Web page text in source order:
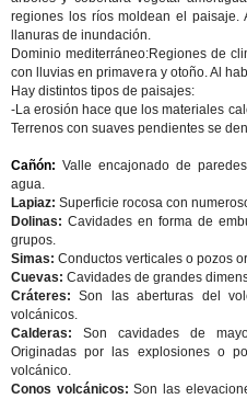
regiones los ríos moldean el paisaje.
llanuras de inundación.
Dominio mediterráneo:Regiones de
con lluvias en primavera y otoño. Al
Hay distintos tipos de paisajes:
-La erosión hace que los materiales
Terrenos con suaves pendientes se
Cañón: Valle encajonado de
agua.
Lapiaz: Superficie rocosa con
Dolinas: Cavidades en forma de
grupos.
Simas: Conductos verticales o pozos
Cuevas: Cavidades de grandes
Cráteres:Son las aberturas del
volcánicos.
Calderas: Son cavidades de
Originadas por las explosiones o
volcánico.
Conos volcánicos:Son las